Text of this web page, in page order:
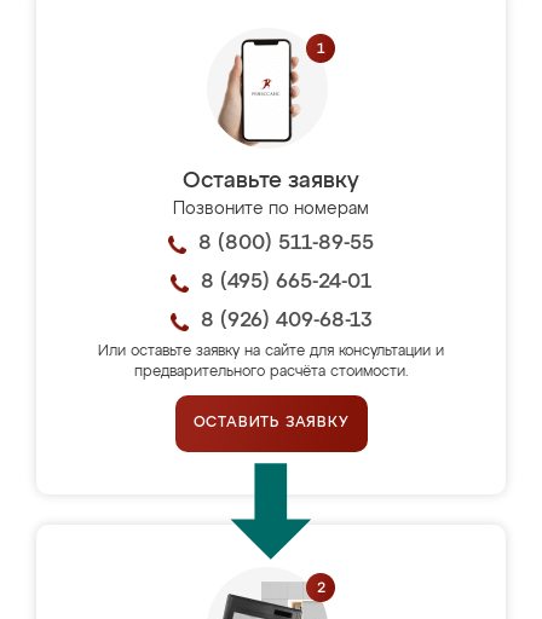
Оставьте заявку
Позвоните по номерам
8 (800) 511-89-55
8 (495) 665-24-01
8 (926) 409-68-13
Или оставьте заявку на сайте для консультации и
предварительного расчёта стоимости.
ОСТАВИТЬ ЗАЯВКУ